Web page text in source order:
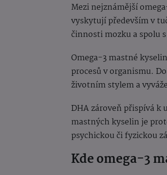
Mezi nejznámější
vyskytují především v
činnosti mozku a spolu
Omega-3 mastné
procesů v organismu.
životním stylem a
DHA zároveň přispívá
mastných kyselin je
psychickou či fyzickou
Kde omega-3